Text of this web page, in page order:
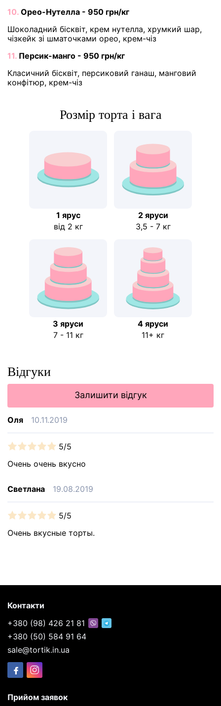
10. Орео-Нутелла - 950 грн/кг
Шоколадний бісквіт, крем нутелла, хрумкий шар,
чізкейк зі шматочками орео, крем-чіз
11. Персик-манго - 950 грн/кг
Класичний бісквіт, персиковий ганаш, манговий
конфітюр, крем-чіз
Розмір торта і вага
1 ярус
від 2 кг
2 яруси
3,5 - 7 кг
3 яруси
7 - 11 кг
4 яруси
11+ кг
Відгуки
Залишити відгук
Оля 10.11.2019
5/5
Очень очень вкусно
Светлана 19.08.2019
5/5
Очень вкусные торты.
Контакти
+380 (98) 426 21 81
+380 (50) 584 91 64
sale@tortik.in.ua
Прийом заявок